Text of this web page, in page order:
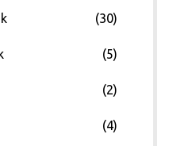
(30)
(5)
(2)
(4)